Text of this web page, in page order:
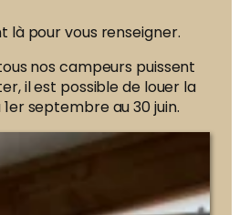
là pour vous renseigner.
nos campeurs puissent
il est possible de louer la
septembre au 30 juin.